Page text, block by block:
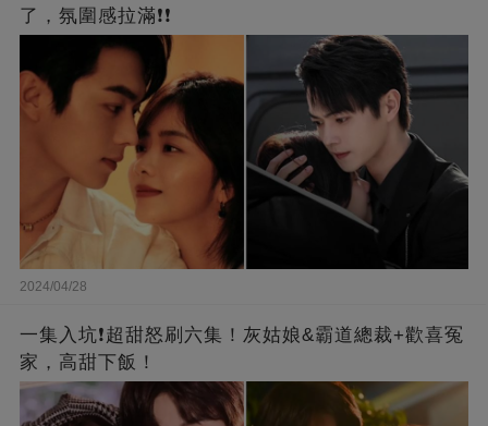
了，氛圍感拉滿❗❗
2024/04/28
一集入坑❗超甜怒刷六集！灰姑娘&霸道總裁+歡喜冤
家，高甜下飯！